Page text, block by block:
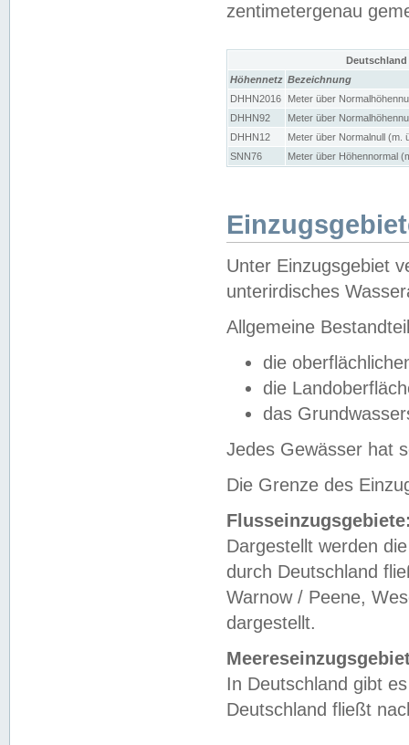
zentimetergenau
Höhennetz Bezeichnung
DHHN2016
Meter über
DHHN92
Meter über
DHHN12
Meter über Normalnull (m.
SNN76
Meter über Höhennormal
Unter Einzugsgebiet
unterirdisches
Allgemeine
die
die
das
Jedes Gewässer hat
Die Grenze des
Dargestellt werden
durch Deutschland
Warnow / Peene,
dargestellt.
In Deutschland gibt
Deutschland fließt